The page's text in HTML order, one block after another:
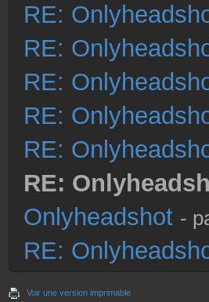
RE:
RE:
RE:
RE:
RE:
RE:
Onlyheadshot -
RE:
Voir une version imprimable